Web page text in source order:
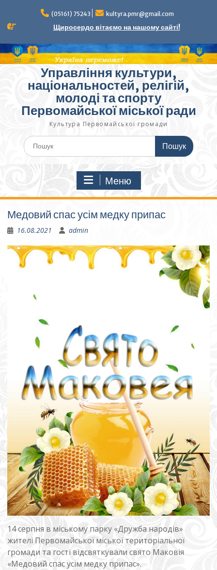
вмісту
(05161) 75243 kultyra.pmr@gmail.com
Щиросердо вітаємо на нашому сайті!
Управління культури,
національностей, релігій,
молоді та спорту
Первомайської міської ради
Культура Первомайcької громади
Шукати:
Меню
Медовий спас усім медку припас
16.08.2021 admin
14 серпня в міському парку «Дружба народів»
жителі Первомайської міської територіальної
громади та гості відсвяткували свято Маковія
«Медовий спас усім медку припас».